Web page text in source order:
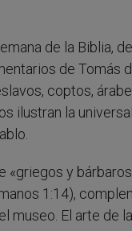
de la Biblia,
de Tomás
coptos,
ilustran la
«griegos y
1:14),
museo. El arte de